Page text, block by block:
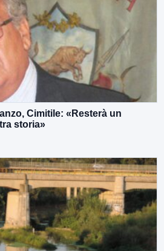
Cimitile: «Resterà un
storia»